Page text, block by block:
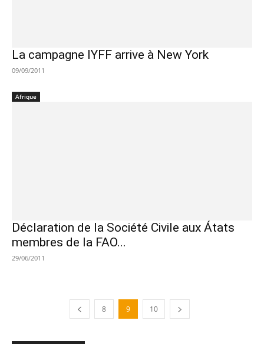
La campagne IYFF arrive à New York
09/09/2011
Afrique
Déclaration de la Société Civile aux Átats
membres de la FAO...
29/06/2011
8 9 10